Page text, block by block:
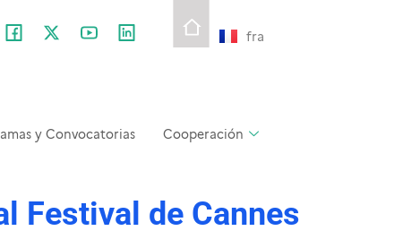
fra
y Convocatorias Cooperación
Festival de Cannes